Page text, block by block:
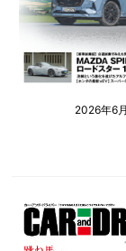
2026年6